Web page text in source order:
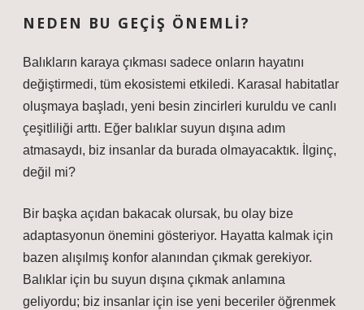
NEDEN BU GEÇIŞ ÖNEMLI?
Balıkların karaya çıkması sadece onların hayatını
değiştirmedi, tüm ekosistemi etkiledi. Karasal habitatlar
oluşmaya başladı, yeni besin zincirleri kuruldu ve canlı
çeşitliliği arttı. Eğer balıklar suyun dışına adım
atmasaydı, biz insanlar da burada olmayacaktık. İlginç,
değil mi?
Bir başka açıdan bakacak olursak, bu olay bize
adaptasyonun önemini gösteriyor. Hayatta kalmak için
bazen alışılmış konfor alanından çıkmak gerekiyor.
Balıklar için bu suyun dışına çıkmak anlamına
geliyordu; biz insanlar için ise yeni beceriler öğrenmek